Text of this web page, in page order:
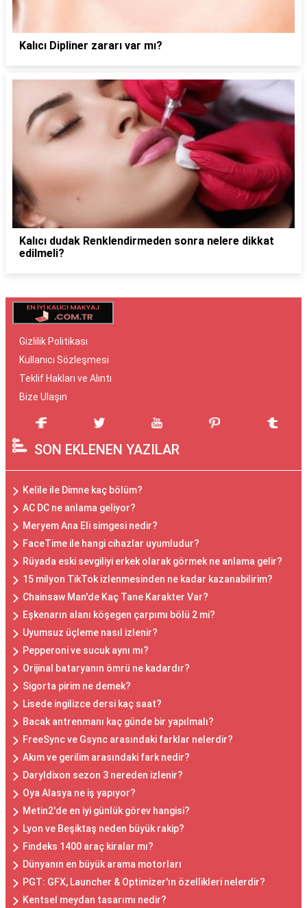
Kalıcı Dipliner zararı var mı?
Kalıcı dudak Renklendirmeden sonra nelere dikkat
edilmeli?
Gizlilik Politikası
Kullanıcı Sözleşmesi
Teklif Hakları ve Alıntı
Bize Ulaşın
SON EKLENEN YAZILAR
Kelile ile Dimne kaç bölüm?
AC DC ne anlama geliyor?
Meryem Ana Eli simgesi nedir?
FaceTime ile hangi cihazlar uyumludur?
Rüyada eski sevgiliyi erkek olarak görmek ne anlama gelir?
15 milyon TikTok izlenmesinden ne kadar kazanabilirim?
Chainsaw Man'de Kaç Tane Karakter Var?
Eşkenarın alanı köşegen çarpımı bölü 2 mi?
Uyumsuz üçleme nasıl izlenir?
Pepperoni ve sucuk aynı mı?
Orijinal bataryanın ömrü ne kadardır?
Sigorta pirim ne demek?
Lisede ingilizce dersi kaç saat?
Bacak antrenmanı kaç günde bir yapılmalı?
FreeSync ve Gsync arasındaki farklar nelerdir?
Akım ve gerilim arasındaki fark nedir?
Daryldixon sezon 3 nereden izlenir?
Oya Alasya ne iş yapıyor?
Metin2'de en iyi günlük görev hangisi?
Lyon ve Beşiktaş neden büyük rakip?
Findeks 1400 araç kiralar mı?
Dünyanın en büyük arama motorları
PGT: GFX, Launcher & Optimizer'ın özellikleri nelerdir?
Kentsel meydan tasarımı nedir?